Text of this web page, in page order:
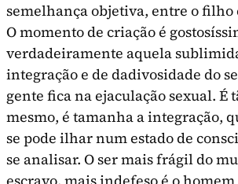
semelhança objetiva, entre o filho
O momento de criação é
verdadeiramente aquela
integração e de dadivosidade do
gente fica na ejaculação sexual. É
mesmo, é tama­nha a integração,
se pode ilhar num estado de
se analisar. O ser mais frágil do